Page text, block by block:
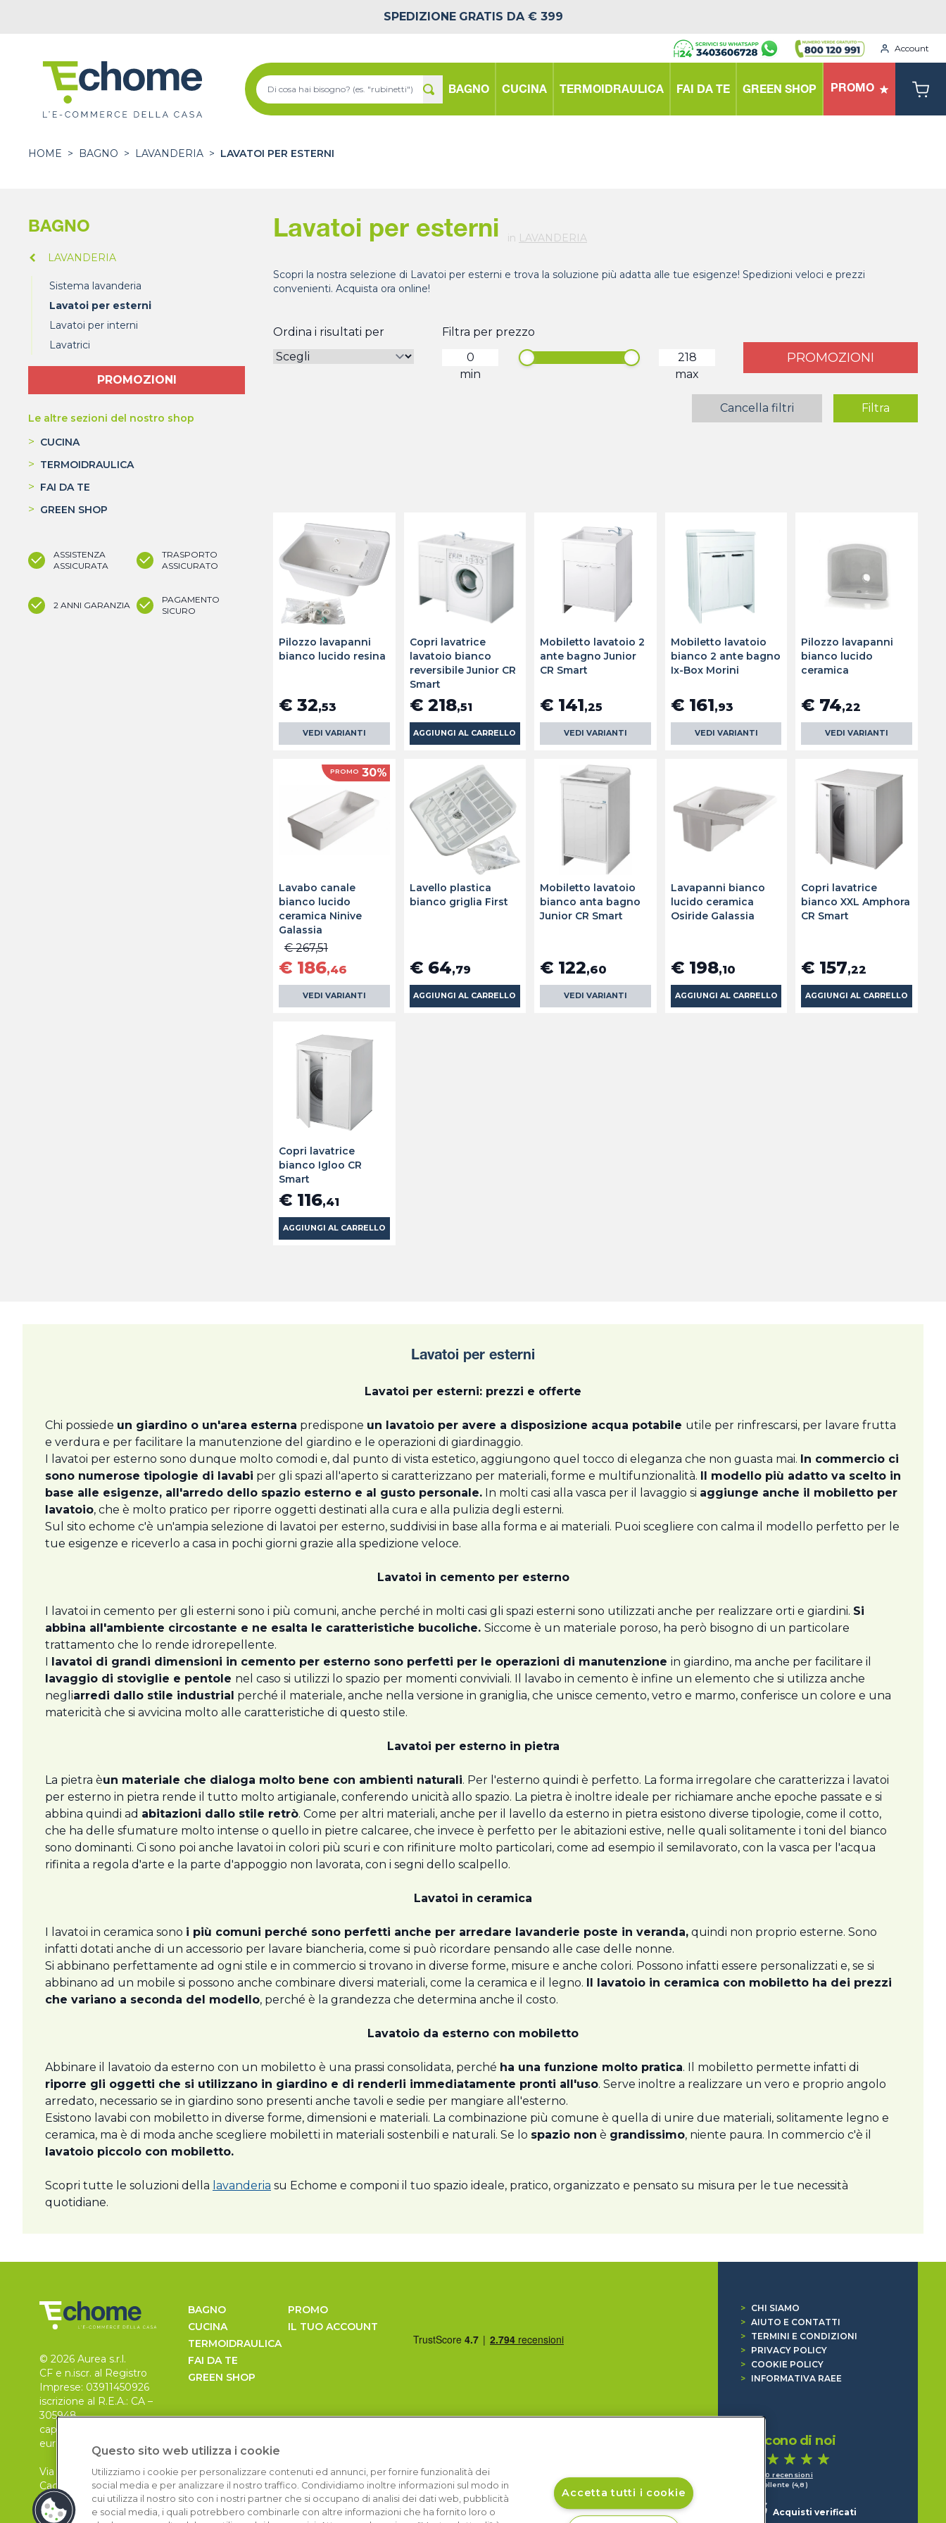
SPEDIZIONE GRATIS DA € 399
Account
BAGNO CUCINA TERMOIDRAULICA FAI DA TE GREEN SHOP PROMO
HOME > BAGNO > LAVANDERIA > LAVATOI PER ESTERNI
BAGNO
LAVANDERIA
Sistema lavanderia
Lavatoi per esterni
Lavatoi per interni
Lavatrici
PROMOZIONI
Le altre sezioni del nostro shop
> CUCINA
> TERMOIDRAULICA
> FAI DA TE
> GREEN SHOP
ASSISTENZA
ASSICURATA
TRASPORTO
ASSICURATO
2 ANNI GARANZIA
PAGAMENTO
SICURO
Lavatoi per esterni in LAVANDERIA
Scopri la nostra selezione di Lavatoi per esterni e trova la soluzione più adatta alle tue esigenze! Spedizioni veloci e prezzi
convenienti. Acquista ora online!
Ordina i risultati per Filtra per prezzo
min max
PROMOZIONI
Cancella filtri Filtra
Pilozzo lavapanni
bianco lucido resina
€ 32,53
VEDI VARIANTI
Copri lavatrice
lavatoio bianco
reversibile Junior CR
Smart
€ 218,51
AGGIUNGI AL CARRELLO
Mobiletto lavatoio 2
ante bagno Junior
CR Smart
€ 141,25
VEDI VARIANTI
Mobiletto lavatoio
bianco 2 ante bagno
Ix-Box Morini
€ 161,93
VEDI VARIANTI
Pilozzo lavapanni
bianco lucido
ceramica
€ 74,22
VEDI VARIANTI
PROMO 30%
Lavabo canale
bianco lucido
ceramica Ninive
Galassia
€ 186,46
€ 267,51
VEDI VARIANTI
Lavello plastica
bianco griglia First
€ 64,79
AGGIUNGI AL CARRELLO
Mobiletto lavatoio
bianco anta bagno
Junior CR Smart
€ 122,60
VEDI VARIANTI
Lavapanni bianco
lucido ceramica
Osiride Galassia
€ 198,10
AGGIUNGI AL CARRELLO
Copri lavatrice
bianco XXL Amphora
CR Smart
€ 157,22
AGGIUNGI AL CARRELLO
Copri lavatrice
bianco Igloo CR
Smart
€ 116,41
AGGIUNGI AL CARRELLO
Lavatoi per esterni
Lavatoi per esterni: prezzi e offerte
Chi possiede un giardino o un'area esterna predispone un lavatoio per avere a disposizione acqua potabile utile per rinfrescarsi, per lavare frutta
e verdura e per facilitare la manutenzione del giardino e le operazioni di giardinaggio.
I lavatoi per esterno sono dunque molto comodi e, dal punto di vista estetico, aggiungono quel tocco di eleganza che non guasta mai. In commercio ci
sono numerose tipologie di lavabi per gli spazi all'aperto si caratterizzano per materiali, forme e multifunzionalità. Il modello più adatto va scelto in
base alle esigenze, all'arredo dello spazio esterno e al gusto personale. In molti casi alla vasca per il lavaggio si aggiunge anche il mobiletto per
lavatoio, che è molto pratico per riporre oggetti destinati alla cura e alla pulizia degli esterni.
Sul sito echome c'è un'ampia selezione di lavatoi per esterno, suddivisi in base alla forma e ai materiali. Puoi scegliere con calma il modello perfetto per le
tue esigenze e riceverlo a casa in pochi giorni grazie alla spedizione veloce.
Lavatoi in cemento per esterno
I lavatoi in cemento per gli esterni sono i più comuni, anche perché in molti casi gli spazi esterni sono utilizzati anche per realizzare orti e giardini. Si
abbina all'ambiente circostante e ne esalta le caratteristiche bucoliche. Siccome è un materiale poroso, ha però bisogno di un particolare
trattamento che lo rende idrorepellente.
I lavatoi di grandi dimensioni in cemento per esterno sono perfetti per le operazioni di manutenzione in giardino, ma anche per facilitare il
lavaggio di stoviglie e pentole nel caso si utilizzi lo spazio per momenti conviviali. Il lavabo in cemento è infine un elemento che si utilizza anche
negliarredi dallo stile industrial perché il materiale, anche nella versione in graniglia, che unisce cemento, vetro e marmo, conferisce un colore e una
matericità che si avvicina molto alle caratteristiche di questo stile.
Lavatoi per esterno in pietra
La pietra èun materiale che dialoga molto bene con ambienti naturali. Per l'esterno quindi è perfetto. La forma irregolare che caratterizza i lavatoi
per esterno in pietra rende il tutto molto artigianale, conferendo unicità allo spazio. La pietra è inoltre ideale per richiamare anche epoche passate e si
abbina quindi ad abitazioni dallo stile retrò. Come per altri materiali, anche per il lavello da esterno in pietra esistono diverse tipologie, come il cotto,
che ha delle sfumature molto intense o quello in pietre calcaree, che invece è perfetto per le abitazioni estive, nelle quali solitamente i toni del bianco
sono dominanti. Ci sono poi anche lavatoi in colori più scuri e con rifiniture molto particolari, come ad esempio il semilavorato, con la vasca per l'acqua
rifinita a regola d'arte e la parte d'appoggio non lavorata, con i segni dello scalpello.
Lavatoi in ceramica
I lavatoi in ceramica sono i più comuni perché sono perfetti anche per arredare lavanderie poste in veranda, quindi non proprio esterne. Sono
infatti dotati anche di un accessorio per lavare biancheria, come si può ricordare pensando alle case delle nonne.
Si abbinano perfettamente ad ogni stile e in commercio si trovano in diverse forme, misure e anche colori. Possono infatti essere personalizzati e, se si
abbinano ad un mobile si possono anche combinare diversi materiali, come la ceramica e il legno. Il lavatoio in ceramica con mobiletto ha dei prezzi
che variano a seconda del modello, perché è la grandezza che determina anche il costo.
Lavatoio da esterno con mobiletto
Abbinare il lavatoio da esterno con un mobiletto è una prassi consolidata, perché ha una funzione molto pratica. Il mobiletto permette infatti di
riporre gli oggetti che si utilizzano in giardino e di renderli immediatamente pronti all'uso. Serve inoltre a realizzare un vero e proprio angolo
arredato, necessario se in giardino sono presenti anche tavoli e sedie per mangiare all'esterno.
Esistono lavabi con mobiletto in diverse forme, dimensioni e materiali. La combinazione più comune è quella di unire due materiali, solitamente legno e
ceramica, ma è di moda anche scegliere mobiletti in materiali sostenbili e naturali. Se lo spazio non è grandissimo, niente paura. In commercio c'è il
lavatoio piccolo con mobiletto.
Scopri tutte le soluzioni della lavanderia su Echome e componi il tuo spazio ideale, pratico, organizzato e pensato su misura per le tue necessità
quotidiane.
© 2026 Aurea s.r.l.
CF e n.iscr. al Registro
Imprese: 03911450926
iscrizione al R.E.A.: CA –
305948
capitale sociale 30.000
euro, i.v.
Via Pietro Leo n. 6
Cagliari
09129
BAGNO
CUCINA
TERMOIDRAULICA
FAI DA TE
GREEN SHOP
PROMO
IL TUO ACCOUNT
>
CHI SIAMO
> AIUTO E CONTATTI
>
TERMINI E CONDIZIONI
>
PRIVACY POLICY
>
COOKIE POLICY
>
INFORMATIVA RAEE
Dicono di noi
1.640 recensioni
Eccellente (4,8)
Acquisti verificati
Questo sito web utilizza i cookie
Utilizziamo i cookie per personalizzare contenuti ed annunci, per fornire funzionalità dei
social media e per analizzare il nostro traffico. Condividiamo inoltre informazioni sul modo in
cui utilizza il nostro sito con i nostri partner che si occupano di analisi dei dati web, pubblicità
e social media, i quali potrebbero combinarle con altre informazioni che ha fornito loro o
Accetta tutti i cookie